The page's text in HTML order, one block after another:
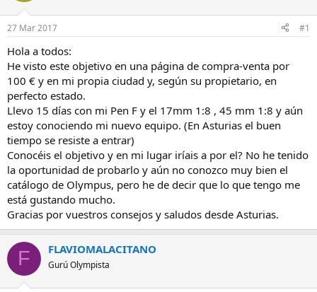
a
d
o
r
e
l
t
e
m
a
i
c
o
27 Mar 2017 #1
Hola a todos:
He visto este objetivo en una página de compra-venta por
100 € y en mi propia ciudad y, según su propietario, en
perfecto estado.
Llevo 15 días con mi Pen F y el 17mm 1:8 , 45 mm 1:8 y aún
estoy conociendo mi nuevo equipo. (En Asturias el buen
tiempo se resiste a entrar)
Conocéis el objetivo y en mi lugar iríais a por el? No he tenido
la oportunidad de probarlo y aún no conozco muy bien el
catálogo de Olympus, pero he de decir que lo que tengo me
está gustando mucho.
Gracias por vuestros consejos y saludos desde Asturias.
F FLAVIOMALACITANO
Gurú Olympista